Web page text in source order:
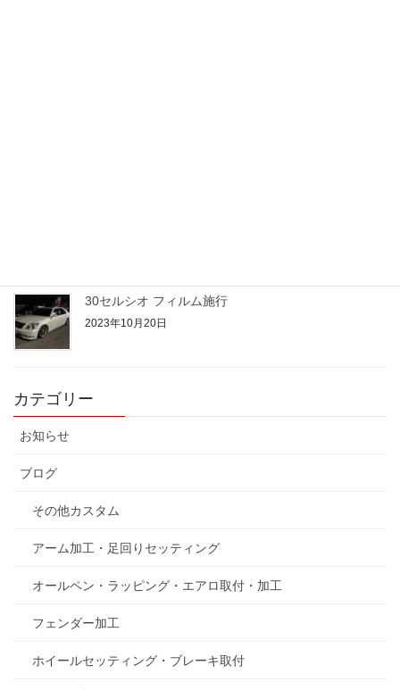
30セルシオ フィルム施行
2023年10月20日
カテゴリー
お知らせ
ブログ
その他カスタム
アーム加工・足回りセッティング
オールペン・ラッピング・エアロ取付・加工
フェンダー加工
ホイールセッティング・ブレーキ取付